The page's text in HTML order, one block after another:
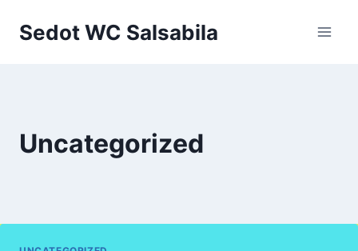
Sedot WC Salsabila
Uncategorized